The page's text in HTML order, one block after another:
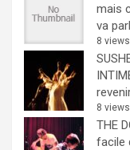
mais
va
8 views
8 views
THE
facile